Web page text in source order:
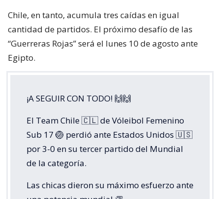
Chile, en tanto, acumula tres caídas en igual
cantidad de partidos. El próximo desafío de las
“Guerreras Rojas” será el lunes 10 de agosto ante
Egipto.
¡A SEGUIR CON TODO! 🙌🙌
El Team Chile 🇨🇱 de Vóleibol Femenino
Sub 17 🏐 perdió ante Estados Unidos 🇺🇸
por 3-0 en su tercer partido del Mundial
de la categoría.
Las chicas dieron su máximo esfuerzo ante